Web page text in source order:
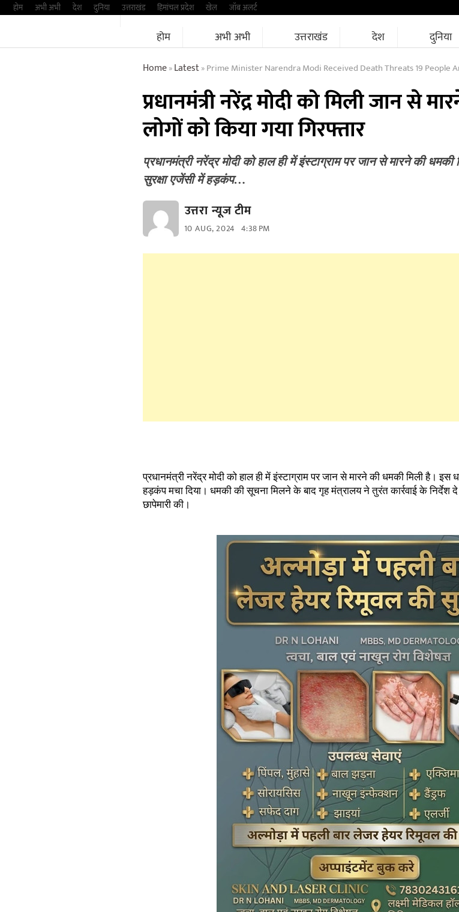
Skipहोम अभी अभी देश दुनिया उत्तराखंड हिमांचल प्रदेश खेल जॉब अलर्ट
होम अभी अभी उत्तराखंड देश दुनिया
Home»Latest»Prime Minister Narendra Modi Received Death Threats 19 People
प्रधानमंत्री नरेंद्र मोदी को मिली जान से
लोगों को किया गया गिरफ्तार
प्रधानमंत्री नरेंद्र मोदी को हाल ही में इंस्टाग्राम पर जान से मारने की
सुरक्षा एजेंसी में हड़कंप…
उत्तरा न्यूज टीम
10 AUG, 2024 4:38 PM
प्रधानमंत्री नरेंद्र मोदी को हाल ही में इंस्टाग्राम पर जान से मारने की धमकी मिली है।
हड़कंप मचा दिया। धमकी की सूचना मिलने के बाद गृह मंत्रालय ने तुरंत कार्रवाई के निर्देश
छापेमारी की।